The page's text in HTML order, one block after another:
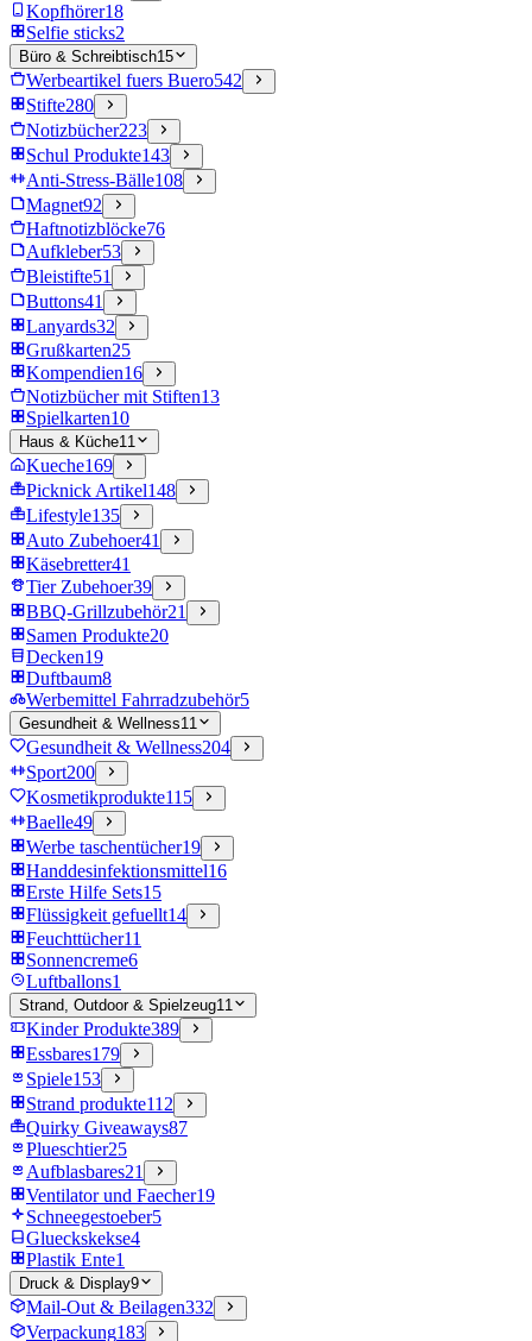
Kopfhörer18
Selfie sticks2
Büro & Schreibtisch15
Werbeartikel fuers Buero542
Stifte280
Notizbücher223
Schul Produkte143
Anti-Stress-Bälle108
Magnet92
Haftnotizblöcke76
Aufkleber53
Bleistifte51
Buttons41
Lanyards32
Grußkarten25
Kompendien16
Notizbücher mit Stiften13
Spielkarten10
Haus & Küche11
Kueche169
Picknick Artikel148
Lifestyle135
Auto Zubehoer41
Käsebretter41
Tier Zubehoer39
BBQ-Grillzubehör21
Samen Produkte20
Decken19
Duftbaum8
Werbemittel Fahrradzubehör5
Gesundheit & Wellness11
Gesundheit & Wellness204
Sport200
Kosmetikprodukte115
Baelle49
Werbe taschentücher19
Handdesinfektionsmittel16
Erste Hilfe Sets15
Flüssigkeit gefuellt14
Feuchttücher11
Sonnencreme6
Luftballons1
Strand, Outdoor & Spielzeug11
Kinder Produkte389
Essbares179
Spiele153
Strand produkte112
Quirky Giveaways87
Plueschtier25
Aufblasbares21
Ventilator und Faecher19
Schneegestoeber5
Glueckskekse4
Plastik Ente1
Druck & Display9
Mail-Out & Beilagen332
Verpackung183